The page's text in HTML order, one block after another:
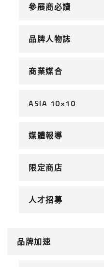
參展商必讀
品牌人物誌
商業媒合
ASIA 10×10
媒體報導
限定商店
人才招募
品牌加速